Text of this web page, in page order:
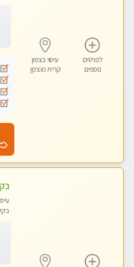
לפרטים
נוספים
עיסוי בצפון
קרית מוצקין